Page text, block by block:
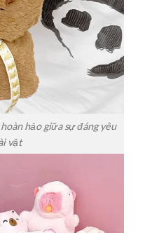
hảo giữa sự đáng yêu
vật